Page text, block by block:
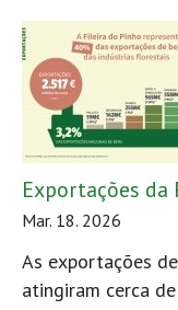
Exportações
Mar. 18. 2026
As exportações
atingiram cerca